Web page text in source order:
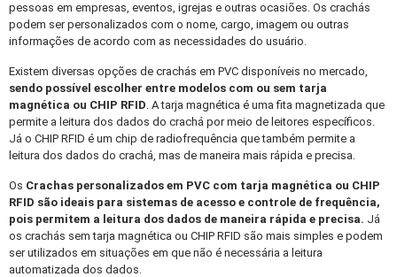
pessoas em empresas, eventos, igrejas e outras ocasiões. Os crachás
podem ser personalizados com o nome, cargo, imagem ou outras
informações de acordo com as necessidades do usuário.
Existem diversas opções de crachás em PVC disponíveis no mercado,
sendo possível escolher entre modelos com ou sem tarja
magnética ou CHIP RFID. A tarja magnética é uma fita magnetizada que
permite a leitura dos dados do crachá por meio de leitores específicos.
Já o CHIP RFID é um chip de radiofrequência que também permite a
leitura dos dados do crachá, mas de maneira mais rápida e precisa.
Os Crachas personalizados em PVC com tarja magnética ou CHIP
RFID são ideais para sistemas de acesso e controle de frequência,
pois permitem a leitura dos dados de maneira rápida e precisa. Já
os crachás sem tarja magnética ou CHIP RFID são mais simples e podem
ser utilizados em situações em que não é necessária a leitura
automatizada dos dados.